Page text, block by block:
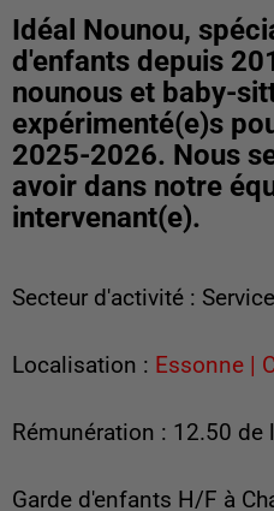
Idéal Nounou,
d'enfants depuis
nounous et baby-
expérimenté(e)s
2025-2026. Nous
avoir dans notre
intervenant(e).
Secteur d'activité :
Localisation : Essonne |
Rémunération : 12.50 de
Garde d'enfants H/F à